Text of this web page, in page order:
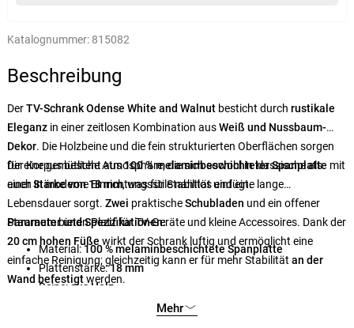
Katalognummer: 815082
Beschreibung
DerTV-Schrank Odense White and Walnutbesticht durch rustikale
Eleganzin einer zeitlosen Kombination ausWeiß und Nussbaum-
Dekor. Die Holzbeine und die fein strukturierten Oberflächen sorgen
für eine gemütliche Atmosphäre, die sich sowohl in klassische als
auch in moderne Einrichtungsstile nahtlos einfügt.
Der Korpus besteht aus100 % melaminbeschichteter Spanplatte mit
einerStärke von 18 mm, was für Stabilität und eine lange
Lebensdauer sorgt. Zwei praktischeSchubladen und ein offener
Stauraum bieten Platz für TV-Geräte und kleine Accessoires. Dank der
20 cm hohen Füße wirkt der Schrank luftig und ermöglicht eine
einfache Reinigung; gleichzeitig kann er für mehr Stabilität an der
Wand befestigtwerden.
Parameter und Spezifikationen:
Material:100 % melaminbeschichtete Spanplatte
Plattenstärke:18 mm
Beine:aus Holz
Breite 122 cm, Höhe 65 cm, Tiefe 35 cm
Mehr